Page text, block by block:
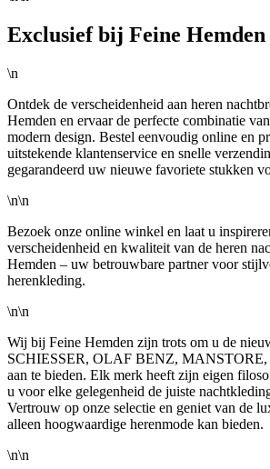
Exclusief bij Feine Hemden
\n
Ontdek de verscheidenheid aan heren
Hemden en ervaar de perfecte combinatie
modern design. Bestel eenvoudig online en
uitstekende klantenservice en snelle
gegarandeerd uw nieuwe favoriete stukken
\n\n
Bezoek onze online winkel en laat u
verscheidenheid en kwaliteit van de heren
Hemden – uw betrouwbare partner voor
herenkleding.
\n\n
Wij bij Feine Hemden zijn trots om u de
SCHIESSER, OLAF BENZ,
aan te bieden. Elk merk heeft zijn eigen
u voor elke gelegenheid de juiste
Vertrouw op onze selectie en geniet van de
alleen hoogwaardige herenmode kan bieden.
\n\n